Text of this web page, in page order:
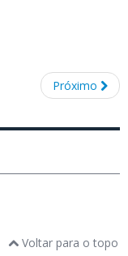
Próximo
Voltar para o topo